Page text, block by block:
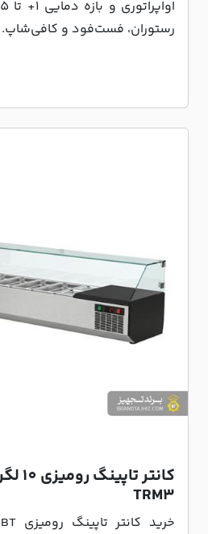
رستوران، فست‌فود و کافی‌شاپ.
TRM3